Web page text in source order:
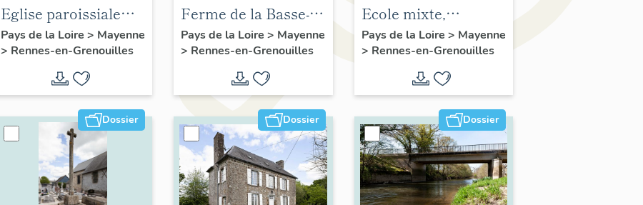
Eglise paroissiale
Saint-Pierre de
Rennes-en-
Grenouilles
Pays de la Loire > Mayenne
> Rennes-en-Grenouilles
Ferme de la Basse-
Cour
Pays de la Loire > Mayenne
> Rennes-en-Grenouilles
Ecole mixte,
actuellement mairie
de Rennes-en-
Grenouilles.
Pays de la Loire > Mayenne
> Rennes-en-Grenouilles
Dossier Dossier Dossier